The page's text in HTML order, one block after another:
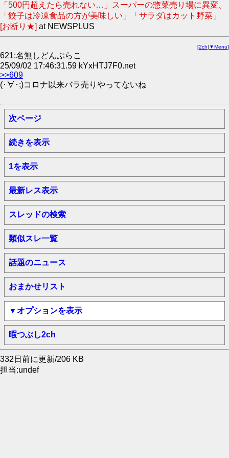
「500円超えたら売れない…」スーパーの惣菜売り場に異変、
「餃子は冷凍食品の方が美味しい」「サラダはカット野菜」
[お断り★] at NEWSPLUS
[2ch| ▼Menu]
621:名無しどんぶらこ
25/09/02 17:46:31.59 kYxHTJ7F0.net
>>609
(･∀･;)コロナ以来バラ売りやってないね
次ページ
続きを表示
1を表示
最新レス表示
スレッドの検索
類似スレ一覧
話題のニュース
おまかせリスト
▼オプションを表示
暇つぶし2ch
332日前に更新/206 KB
担当:undef